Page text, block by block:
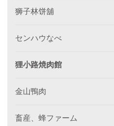
狮子林饼舖
センハウなべ
狸小路焼肉館
金山鴨肉
畜産、蜂ファーム